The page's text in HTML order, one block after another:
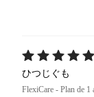
ひつじぐも
FlexiCare - Plan de 1